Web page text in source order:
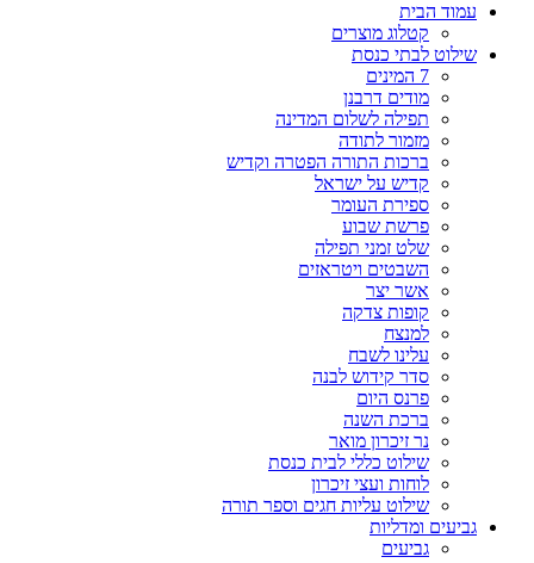
עמוד הבית
קטלוג מוצרים
שילוט לבתי כנסת
7 המינים
מודים דרבנן
תפילה לשלום המדינה
מזמור לתודה
ברכות התורה הפטרה וקדיש
קדיש על ישראל
ספירת העומר
פרשת שבוע
שלט זמני תפילה
השבטים ויטראזים
אשר יצר
קופות צדקה
למנצח
עלינו לשבח
סדר קידוש לבנה
פרנס היום
ברכת השנה
נר זיכרון מואר
שילוט כללי לבית כנסת
לוחות ועצי זיכרון
שילוט עליות חגים וספר תורה
גביעים ומדליות
גביעים